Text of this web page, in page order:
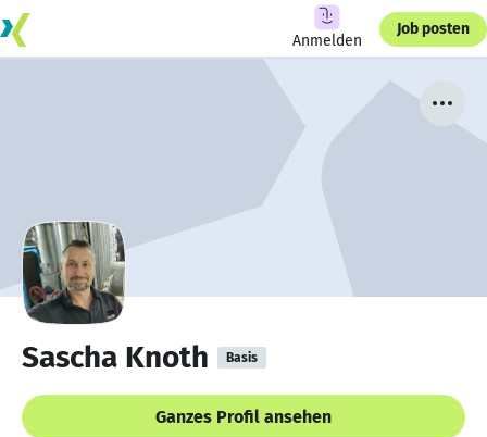
Anmelden
Job posten
Sascha Knoth Basis
Ganzes Profil ansehen